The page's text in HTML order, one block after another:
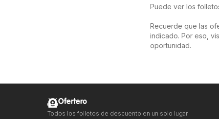
Puede ver los
Recuerde que las
indicado. Por eso,
oportunidad.
Ofertero
Todos los folletos de descuento en un solo lugar